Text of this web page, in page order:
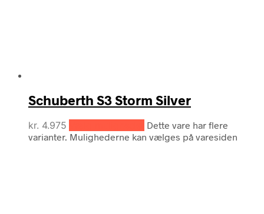
Schuberth S3 Storm Silver
kr. 4.975
Dette vare har flere
varianter. Mulighederne kan vælges på varesiden